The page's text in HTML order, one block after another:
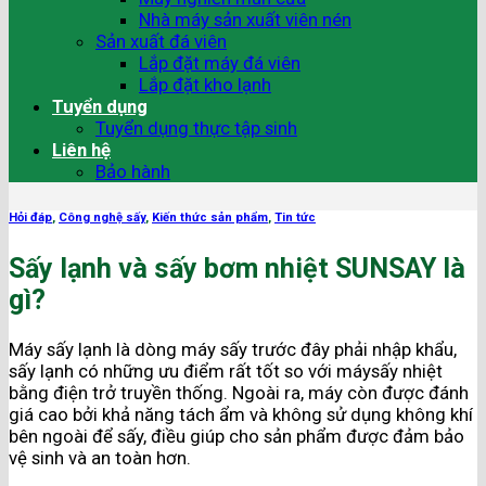
Nhà máy sản xuất viên nén
Sản xuất đá viên
Lắp đặt máy đá viên
Lắp đặt kho lạnh
Tuyển dụng
Tuyển dụng thực tập sinh
Liên hệ
Bảo hành
Hỏi đáp, Công nghệ sấy, Kiến thức sản phẩm, Tin tức
Sấy lạnh và sấy bơm nhiệt SUNSAY là
gì?
Máy sấy lạnh là dòng máy sấy trước đây phải nhập khẩu,
sấy lạnh có những ưu điểm rất tốt so với máysấy nhiệt
bằng điện trở truyền thống. Ngoài ra, máy còn được đánh
giá cao bởi khả năng tách ẩm và không sử dụng không khí
bên ngoài để sấy, điều giúp cho sản phẩm được đảm bảo
vệ sinh và an toàn hơn.